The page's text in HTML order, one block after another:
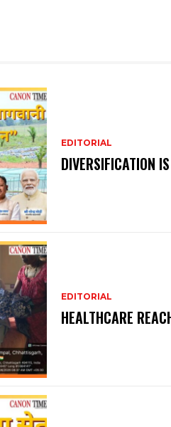
EDITORIAL
DIVERSIFICATION
EDITORIAL
HEALTHCARE